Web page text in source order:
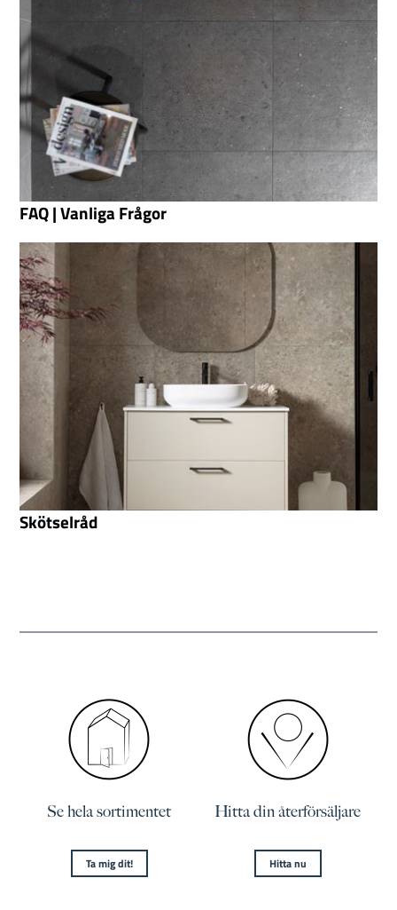
FAQ | Vanliga Frågor
Skötselråd
Se hela sortimentet
Ta mig dit!
Hitta din återförsäljare
Hitta nu